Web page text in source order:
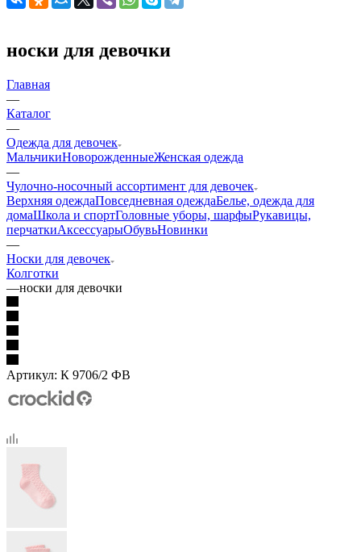
носки для девочки
Главная
—
Каталог
—
Одежда для девочек
МальчикиНоворожденныеЖенская одежда
—
Чулочно-носочный ассортимент для девочек
Верхняя одеждаПовседневная одеждаБелье, одежда для
домаШкола и спортГоловные уборы, шарфыРукавицы,
перчаткиАксессуарыОбувьНовинки
—
Носки для девочек
Колготки
—носки для девочки
Артикул: К 9706/2 ФВ